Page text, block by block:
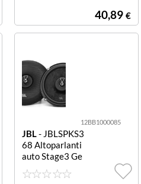
40,89 €
12BB1000085
JBL- JBLSPKS3
68 Altoparlanti
auto Stage3 Ge
n2 16.5 cm 560
W Gen2 68